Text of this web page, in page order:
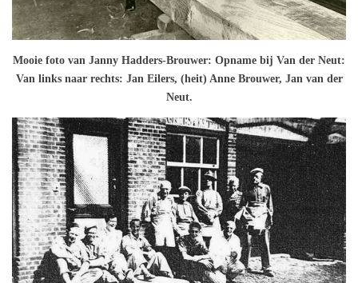
Mooie foto van Janny Hadders-Brouwer: Opname bij Van der Neut:
Van links naar rechts: Jan Eilers, (heit) Anne Brouwer, Jan van der
Neut.